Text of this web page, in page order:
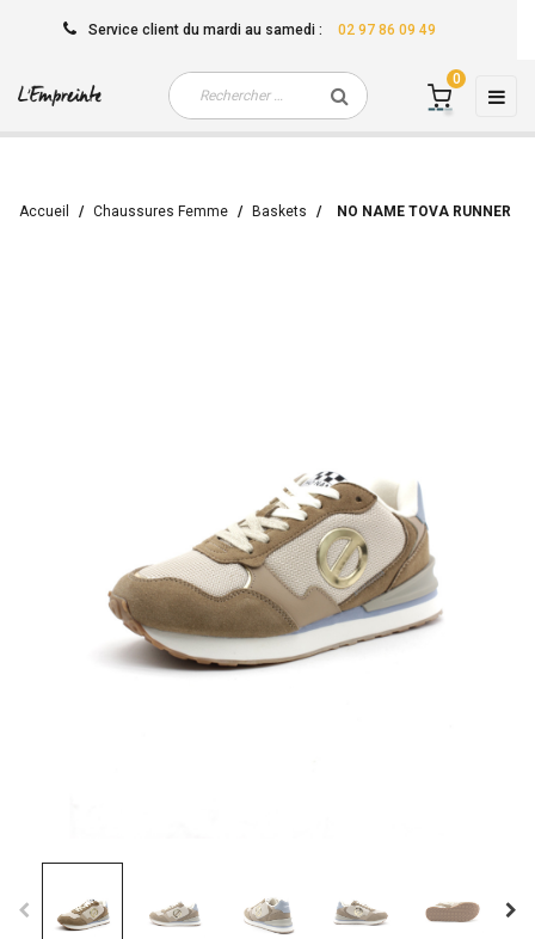
Service client du mardi au samedi : 02 97 86 09 49
☰
0
Accueil Chaussures Femme Baskets NO NAME TOVA RUNNER